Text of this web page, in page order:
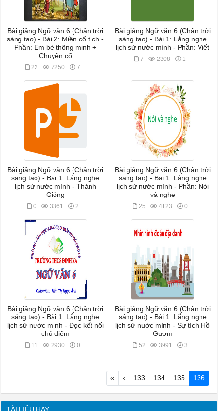
Bài giảng Ngữ văn 6 (Chân trời
sáng tạo) - Bài 2: Miền cổ tích -
Phần: Em bé thông minh +
Chuyện cổ
22 7250 7
Bài giảng Ngữ văn 6 (Chân trời
sáng tạo) - Bài 1: Lắng nghe
lịch sử nước mình - Phần: Viết
7 2308 1
Bài giảng Ngữ văn 6 (Chân trời
sáng tạo) - Bài 1: Lắng nghe
lịch sử nước mình - Thánh
Gióng
0 3361 2
Bài giảng Ngữ văn 6 (Chân trời
sáng tạo) - Bài 1: Lắng nghe
lịch sử nước mình - Phần: Nói
và nghe
25 4123 0
Bài giảng Ngữ văn 6 (Chân trời
sáng tạo) - Bài 1: Lắng nghe
lịch sử nước mình - Đọc kết nối
chủ điểm
11 2930 0
Bài giảng Ngữ văn 6 (Chân trời
sáng tạo) - Bài 1: Lắng nghe
lịch sử nước mình - Sự tích Hồ
Gươm
52 3991 3
« ‹ 133 134 135 136
TÀI LIỆU HAY